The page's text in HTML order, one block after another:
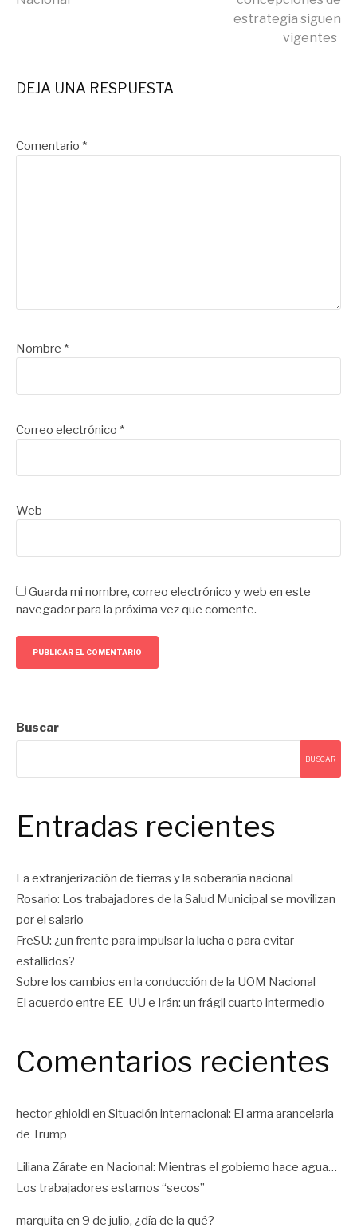
estrategia siguen
vigentes
DEJA UNA RESPUESTA
Comentario *
Nombre *
Correo electrónico *
Web
Guarda mi nombre, correo electrónico y web en este
navegador para la próxima vez que comente.
Buscar
BUSCAR
Entradas recientes
La extranjerización de tierras y la soberanía nacional
Rosario: Los trabajadores de la Salud Municipal se movilizan
por el salario
FreSU: ¿un frente para impulsar la lucha o para evitar
estallidos?
Sobre los cambios en la conducción de la UOM Nacional
El acuerdo entre EE-UU e Irán: un frágil cuarto intermedio
Comentarios recientes
hector ghioldi en Situación internacional: El arma arancelaria
de Trump
Liliana Zárate en Nacional: Mientras el gobierno hace agua…
Los trabajadores estamos “secos”
marquita en 9 de julio, ¿día de la qué?